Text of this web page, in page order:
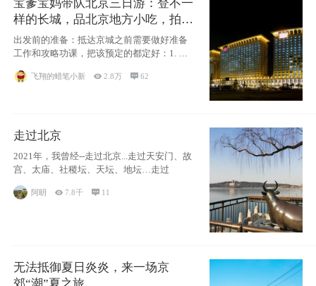
宝爹宝妈带队北京三日游：登不一
样的长城，品北京地方小吃，拍盘
古七星夜景！
出发前的准备：抵达京城之前需要做好准备
工作和攻略功课，把该预定的都定好：1. 酒
飞翔的蜡笔小新 2.8万 62
走过北京
2021年，我曾经--走过北京...走过天安门、故
宫、太庙、社稷坛、天坛、地坛…走过
阿眀 7.8千  11
无法抵御夏日炎炎，来一场京